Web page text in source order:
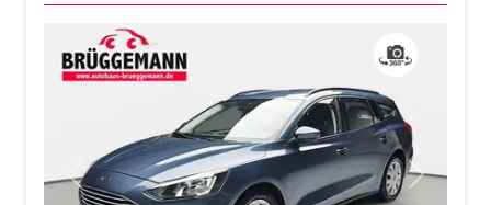
Previous Next